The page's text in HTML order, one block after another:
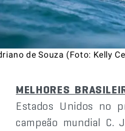
de Souza (Foto: Kelly
MELHORES
Estados Unidos no
campeão mundial C.